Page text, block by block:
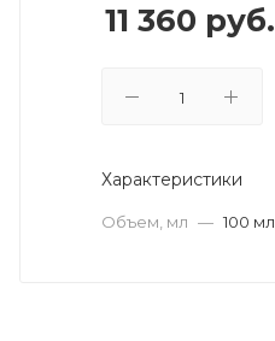
11 360 руб.
Характеристики
Объем, мл — 100 мл